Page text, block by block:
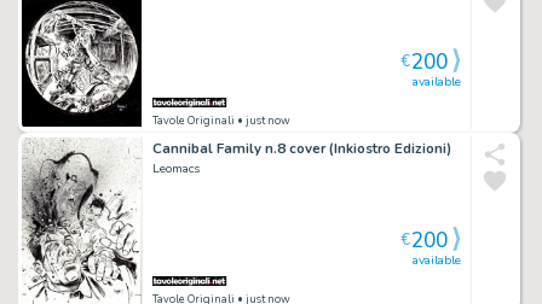
Tavole Originali • just now
available
€200
Cannibal Family n.8 cover (Inkiostro Edizioni)
Leomacs
Tavole Originali • just now
available
€200